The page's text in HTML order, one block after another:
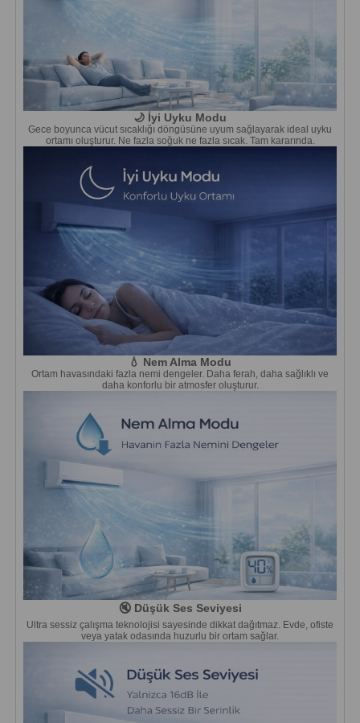
🌙 İyi Uyku Modu
Gece boyunca vücut sıcaklığı döngüsüne uyum sağlayarak ideal uyku
ortamı oluşturur. Ne fazla soğuk ne fazla sıcak. Tam kararında.
💧 Nem Alma Modu
Ortam havasındaki fazla nemi dengeler. Daha ferah, daha sağlıklı ve
daha konforlu bir atmosfer oluşturur.
🔇 Düşük Ses Seviyesi
Ultra sessiz çalışma teknolojisi sayesinde dikkat dağıtmaz. Evde, ofiste
veya yatak odasında huzurlu bir ortam sağlar.